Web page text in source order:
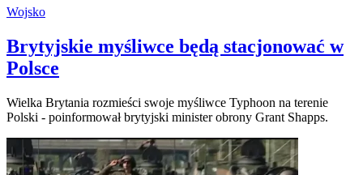
Wojsko
Brytyjskie myśliwce będą stacjonować w
Polsce
Wielka Brytania rozmieści swoje myśliwce Typhoon na terenie
Polski - poinformował brytyjski minister obrony Grant Shapps.